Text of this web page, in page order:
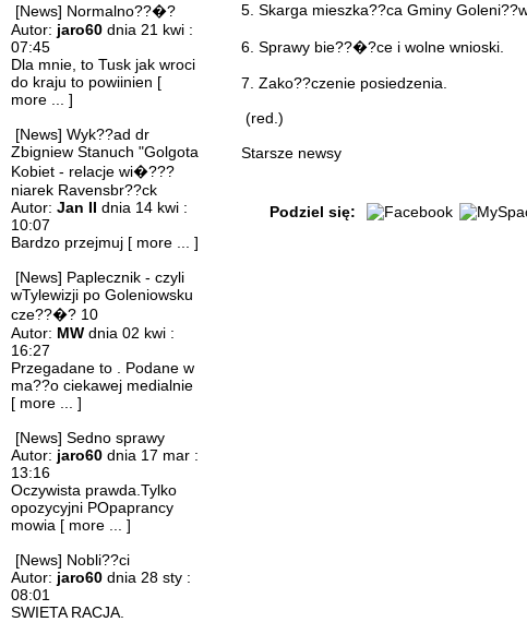
[News] Normalno??�?
Autor: jaro60 dnia 21 kwi :
07:45
Dla mnie, to Tusk jak wroci
do kraju to powiinien [
more ... ]
[News] Wyk??ad dr
Zbigniew Stanuch "Golgota
Kobiet - relacje wi�???
niarek Ravensbr??ck
Autor: Jan II dnia 14 kwi :
10:07
Bardzo przejmuj [ more ... ]
[News] Paplecznik - czyli
wTylewizji po Goleniowsku
cze??�? 10
Autor: MW dnia 02 kwi :
16:27
Przegadane to . Podane w
ma??o ciekawej medialnie
[ more ... ]
[News] Sedno sprawy
Autor: jaro60 dnia 17 mar :
13:16
Oczywista prawda.Tylko
opozycyjni POpaprancy
mowia [ more ... ]
[News] Nobli??ci
Autor: jaro60 dnia 28 sty :
08:01
SWIETA RACJA.
5. Skarga mieszka??ca Gminy
6. Sprawy bie??�?ce i wolne wnioski.
7. Zako??czenie posiedzenia.
(red.)
Starsze newsy
Podziel się: